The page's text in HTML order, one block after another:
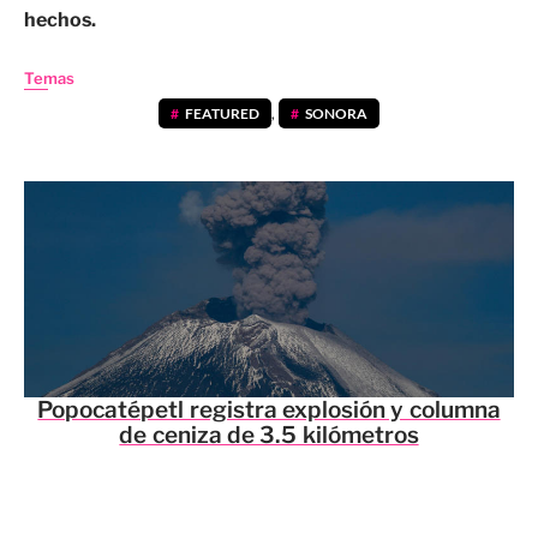
hechos.
Temas
FEATURED , SONORA
Popocatépetl registra explosión y columna
de ceniza de 3.5 kilómetros